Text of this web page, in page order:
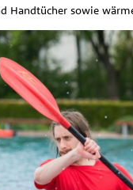
Handtücher sowie